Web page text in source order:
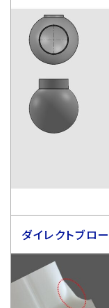
ダイレクトブロ